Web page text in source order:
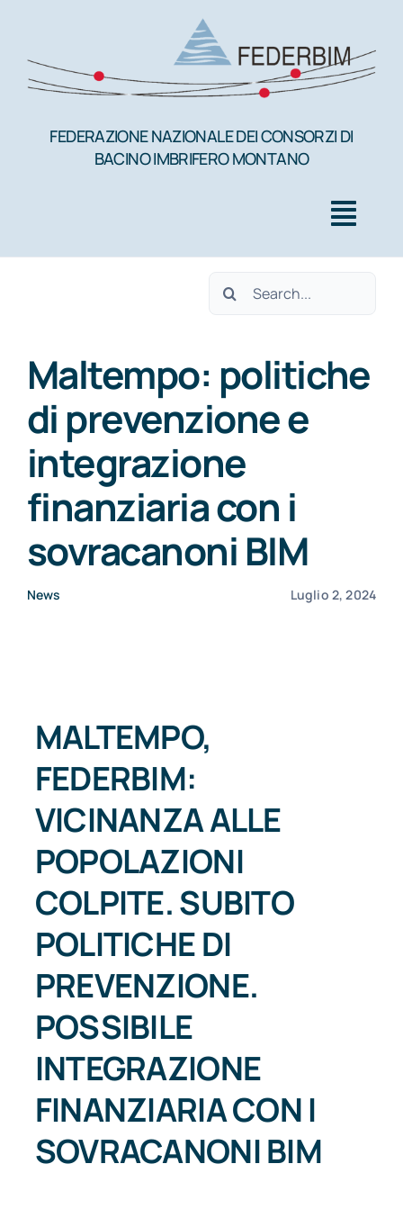
contenuto
FEDERAZIONE NAZIONALE DEI CONSORZI DI
BACINO IMBRIFERO MONTANO
HOME
FEDERBIM
CONSORZI BIM
CONTATTI
Cerca
Maltempo: politiche
di prevenzione e
integrazione
finanziaria con i
sovracanoni BIM
News Luglio 2, 2024
MALTEMPO,
FEDERBIM:
VICINANZA ALLE
POPOLAZIONI
COLPITE. SUBITO
POLITICHE DI
PREVENZIONE.
POSSIBILE
INTEGRAZIONE
FINANZIARIA CON I
SOVRACANONI BIM